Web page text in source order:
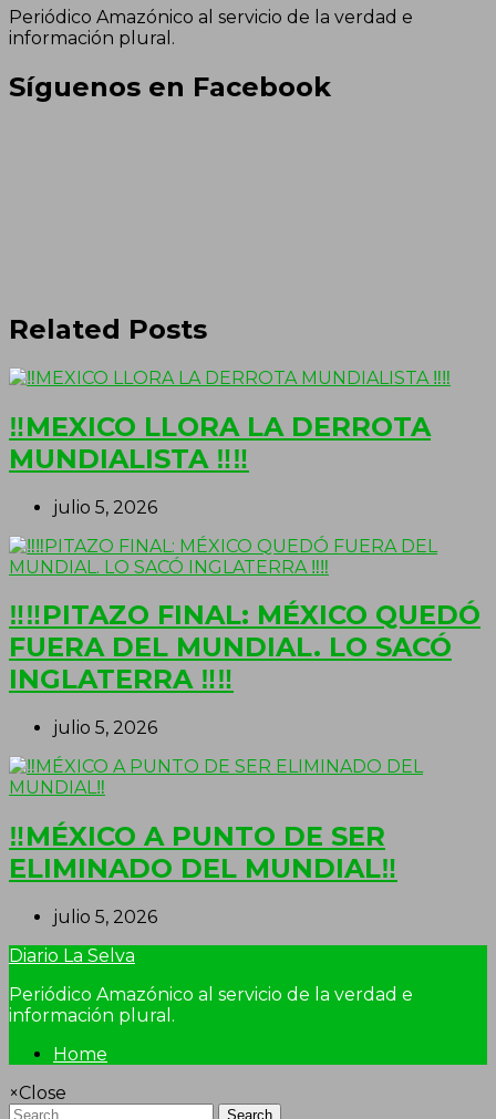
Periódico Amazónico al servicio de la verdad e
información plural.
Síguenos en Facebook
Related Posts
‼MEXICO LLORA LA DERROTA
MUNDIALISTA ‼‼
julio 5, 2026
‼‼PITAZO FINAL: MÉXICO QUEDÓ
FUERA DEL MUNDIAL. LO SACÓ
INGLATERRA ‼‼
julio 5, 2026
‼MÉXICO A PUNTO DE SER
ELIMINADO DEL MUNDIAL‼
julio 5, 2026
Diario La Selva
Periódico Amazónico al servicio de la verdad e
información plural.
Home
×Close
Search